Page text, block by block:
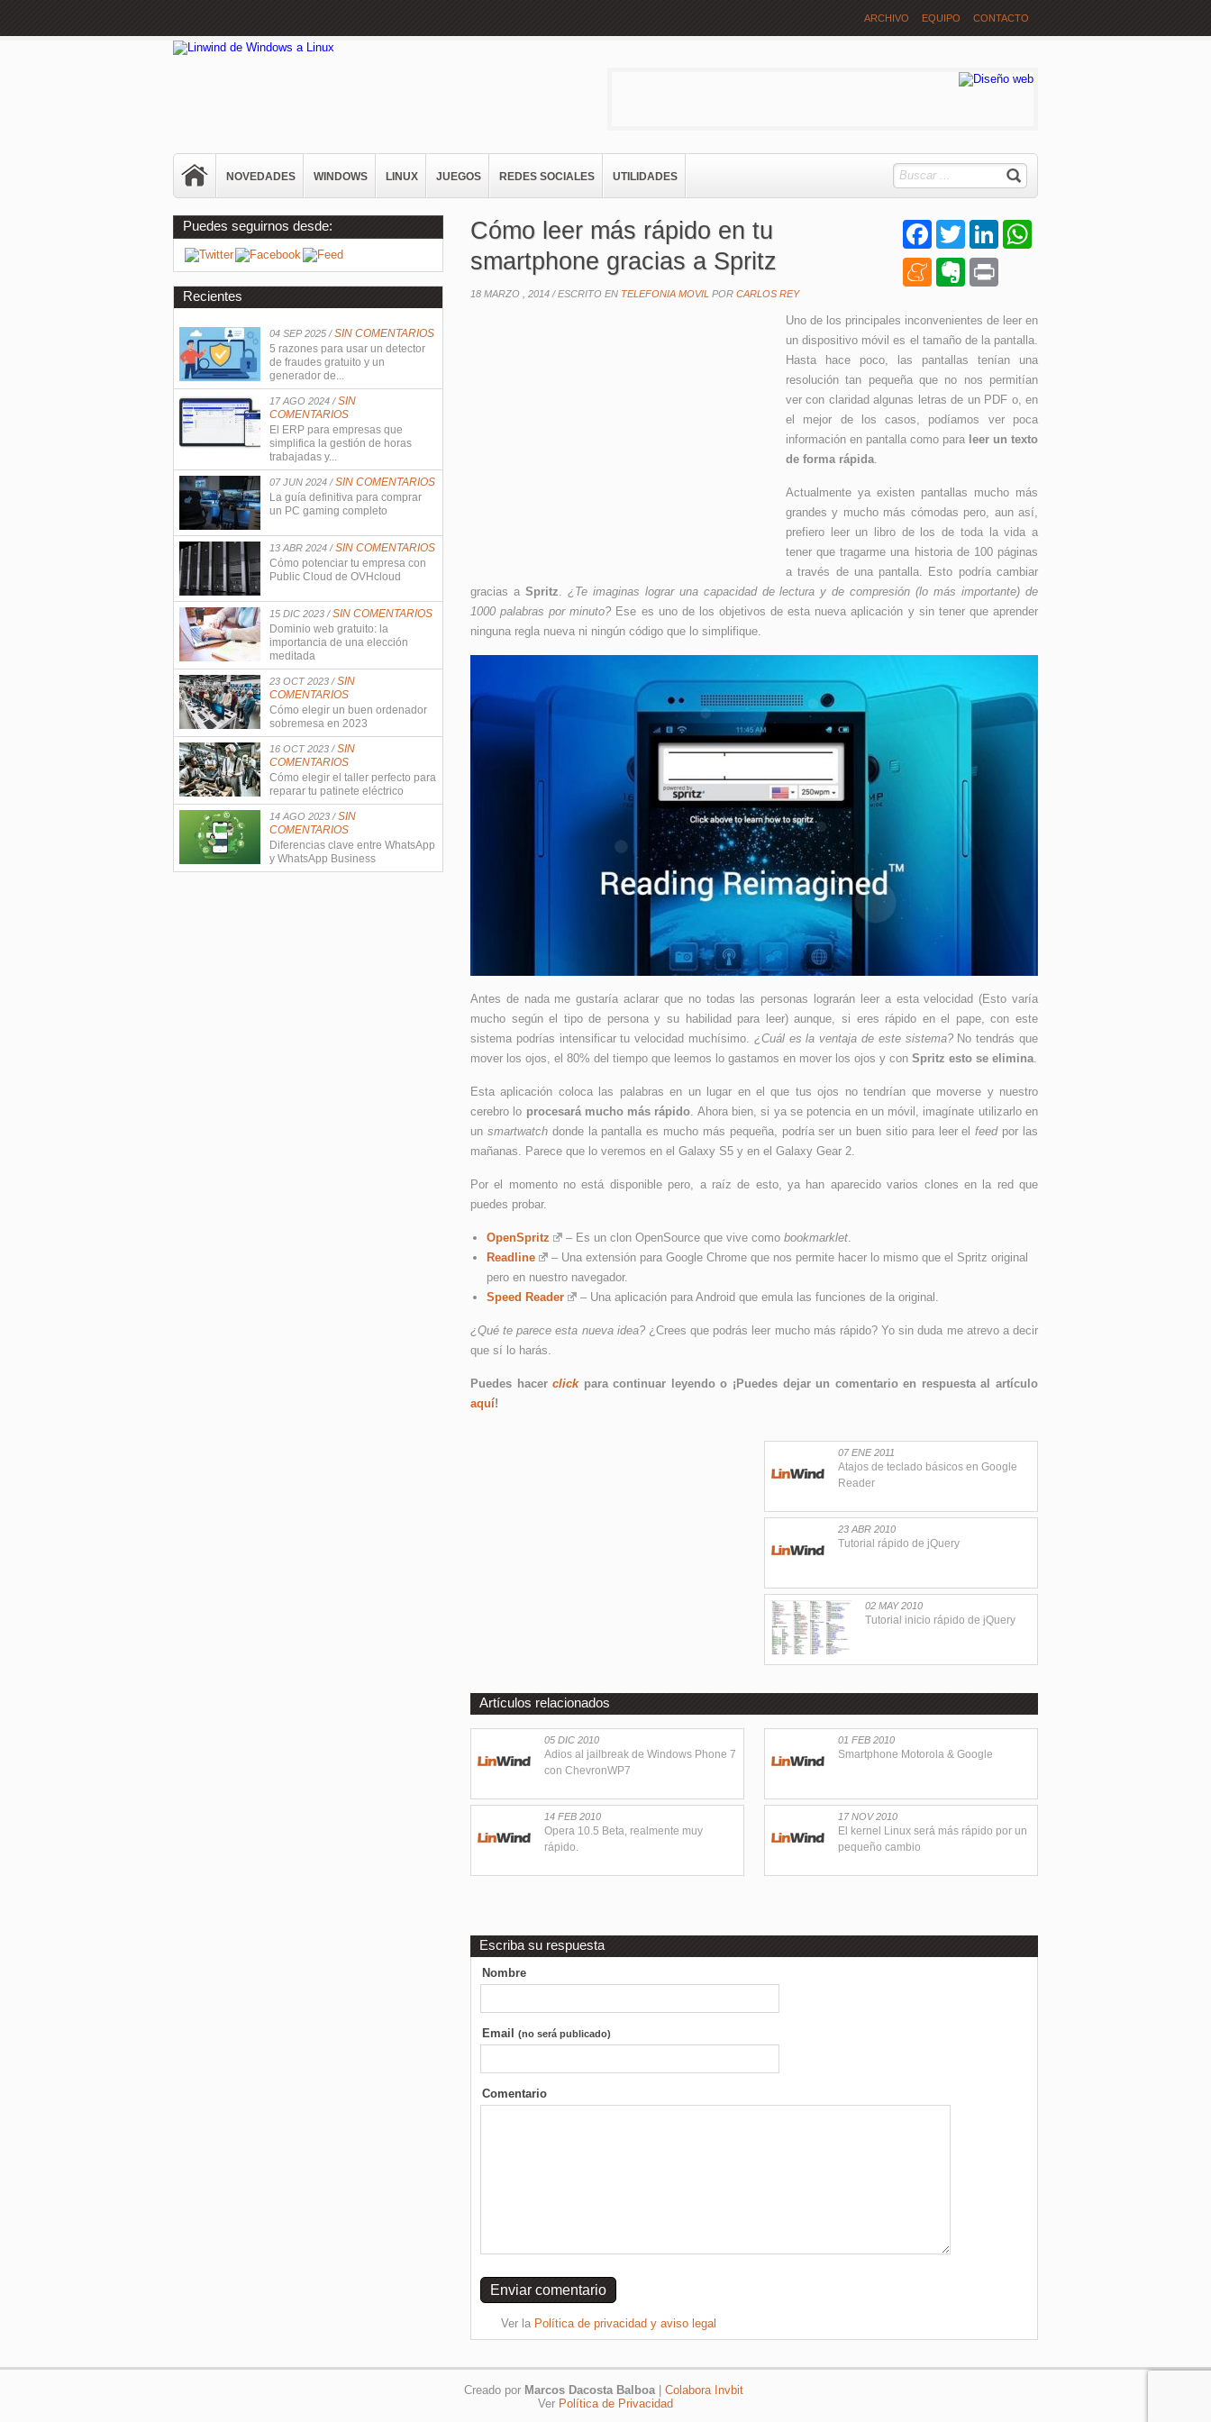
ARCHIVO EQUIPO CONTACTO
NOVEDADES WINDOWS LINUX JUEGOS REDES SOCIALES UTILIDADES
FacebookTwitter LinkedIn
MeneameEvernote
Cómo leer más rápido en tu
smartphone gracias a Spritz
18 MARZO , 2014 /ESCRITO EN TELEFONIA MOVIL POR CARLOS REY
Uno de los principales inconvenientes de leer en
un dispositivo móvil es el tamaño de la pantalla.
Hasta hace poco, las pantallas tenían una
resolución tan pequeña que no nos permitían
ver con claridad algunas letras de un PDF o, en
el mejor de los casos, podíamos ver poca
información en pantalla como para leer un texto
de forma rápida.
Actualmente ya existen pantallas mucho más
grandes y mucho más cómodas pero, aun así,
prefiero leer un libro de los de toda la vida a
tener que tragarme una historia de 100 páginas
a través de una pantalla. Esto podría cambiar
gracias a Spritz. ¿Te imaginas lograr una capacidad de lectura y de compresión (lo más importante) de
1000 palabras por minuto? Ese es uno de los objetivos de esta nueva aplicación y sin tener que aprender
ninguna regla nueva ni ningún código que lo simplifique.
Antes de nada me gustaría aclarar que no todas las personas lograrán leer a esta velocidad (Esto varía
mucho según el tipo de persona y su habilidad para leer) aunque, si eres rápido en el pape, con este
sistema podrías intensificar tu velocidad muchísimo. ¿Cuál es la ventaja de este sistema?No tendrás que
mover los ojos, el 80% del tiempo que leemos lo gastamos en mover los ojos y con Spritz esto se elimina.
Esta aplicación coloca las palabras en un lugar en el que tus ojos no tendrían que moverse y nuestro
cerebro lo procesará mucho más rápido. Ahora bien, si ya se potencia en un móvil, imagínate utilizarlo en
un smartwatchdonde la pantalla es mucho más pequeña, podría ser un buen sitio para leer elfeedpor las
mañanas. Parece que lo veremos en el Galaxy S5 y en el Galaxy Gear 2.
Por el momento no está disponible pero, a raíz de esto, ya han aparecido varios clones en la red que
puedes probar.
OpenSpritz – Es un clon OpenSource que vive como bookmarklet.
Readline
– Una extensión para Google Chrome que nos permite hacer lo mismo que el Spritz original
pero en nuestro navegador.
Speed Reader
– Una aplicación para Android que emula las funciones de la original.
¿Qué te parece esta nueva idea?¿Crees que podrás leer mucho más rápido? Yo sin duda me atrevo a decir
que sí lo harás.
Puedes hacerclickpara continuar leyendo o ¡Puedes dejar un comentario en respuesta al artículo
aquí!
07 ENE 2011
Atajos de teclado básicos en Google
Reader
23 ABR 2010
Tutorial rápido de jQuery
02 MAY 2010
Tutorial inicio rápido de jQuery
Artículos relacionados
01 FEB 2010
Smartphone Motorola & Google
05 DIC 2010
Adios al jailbreak de Windows Phone 7
con ChevronWP7
17 NOV 2010
El kernel Linux será más rápido por un
pequeño cambio
14 FEB 2010
Opera 10.5 Beta, realmente muy
rápido.
Escriba su respuesta
Nombre
Email (no será publicado)
Comentario
Ver la Política de privacidad y aviso legal
Puedes seguirnos desde:
Recientes
04 SEP 2025 /SIN COMENTARIOS
5 razones para usar un detector
de fraudes gratuito y un
generador de...
17 AGO 2024 /SIN
COMENTARIOS
El ERP para empresas que
simplifica la gestión de horas
trabajadas y...
07 JUN 2024 /SIN COMENTARIOS
La guía definitiva para comprar
un PC gaming completo
13 ABR 2024 /SIN COMENTARIOS
Cómo potenciar tu empresa con
Public Cloud de OVHcloud
15 DIC 2023 /SIN COMENTARIOS
Dominio web gratuito: la
importancia de una elección
meditada
23 OCT 2023 /SIN
COMENTARIOS
Cómo elegir un buen ordenador
sobremesa en 2023
16 OCT 2023 /SIN
COMENTARIOS
Cómo elegir el taller perfecto para
reparar tu patinete eléctrico
14 AGO 2023 /SIN
COMENTARIOS
Diferencias clave entre WhatsApp
y WhatsApp Business
Creado por Marcos Dacosta Balboa| Colabora Invbit
Ver Política de Privacidad